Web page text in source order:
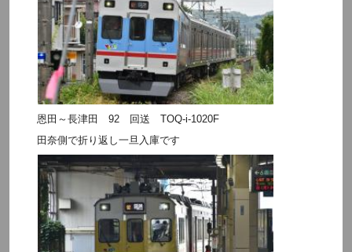
恩田～長津田 92 回送 TOQ-i-1020F
田奈側で折り返し一旦入庫です